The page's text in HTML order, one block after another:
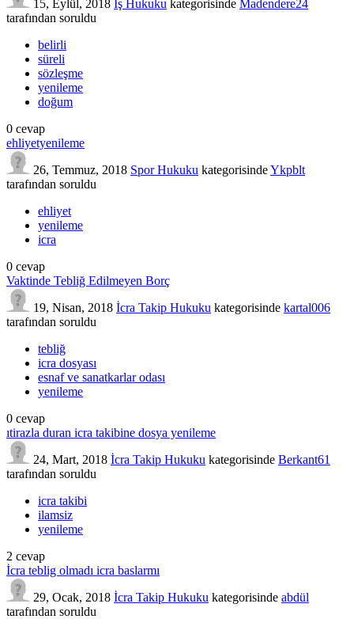
15, Eylül, 2018 İş Hukuku kategorisinde Madendere24
tarafından soruldu
belirli
süreli
sözleşme
yenileme
doğum
0 cevap
ehliyetyenileme
26, Temmuz, 2018 Spor Hukuku kategorisindeYkpblt
tarafından soruldu
ehliyet
yenileme
icra
0 cevap
Vaktinde Tebliğ Edilmeyen Borç
19, Nisan, 2018 İcra Takip Hukuku kategorisinde kartal006
tarafından soruldu
tebliğ
icra dosyası
esnaf ve sanatkarlar odası
yenileme
0 cevap
ıtirazla duran icra takibine dosya yenileme
24, Mart, 2018 İcra Takip Hukuku kategorisinde Berkant61
tarafından soruldu
icra takibi
ilamsiz
yenileme
2 cevap
İcra teblig olmadı icra baslarmı
29, Ocak, 2018 İcra Takip Hukuku kategorisinde abdül
tarafından soruldu